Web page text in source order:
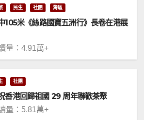
民生 社團 灣區
105米《絲路國寶五洲行》長卷在港展
量：4.91萬+
社團
香港回歸祖國 29 周年聯歡茶聚
量：5.81萬+